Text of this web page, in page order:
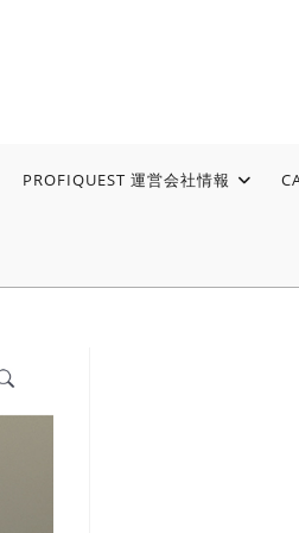
PROFIQUEST 運営会社情報